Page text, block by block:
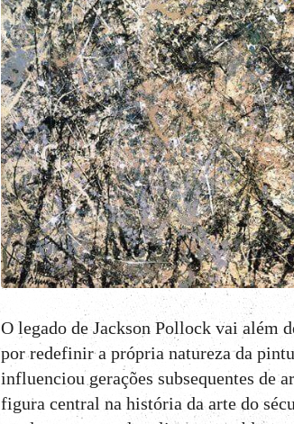
O legado de Jackson Pollock vai além
por redefinir a própria natureza da
influenciou gerações subsequentes de
figura central na história da arte do